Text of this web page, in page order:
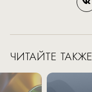
ЧИТАЙТЕ ТАКЖЕ